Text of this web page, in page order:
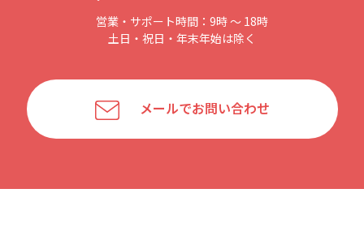
営業・サポート時間：9時 〜 18時
土日・祝日・年末年始は除く
メールでお問い合わせ